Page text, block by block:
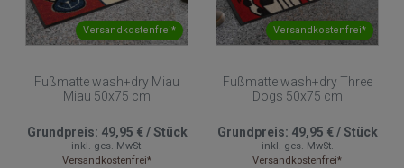
Versandkostenfrei*
Fußmatte wash+dry Miau
Miau 50x75 cm
Grundpreis: 49,95 €/Stück
inkl. ges. MwSt.
Versandkostenfrei*
Versandkostenfrei*
Fußmatte wash+dry Three
Dogs 50x75 cm
Grundpreis: 49,95 €/Stück
inkl. ges. MwSt.
Versandkostenfrei*